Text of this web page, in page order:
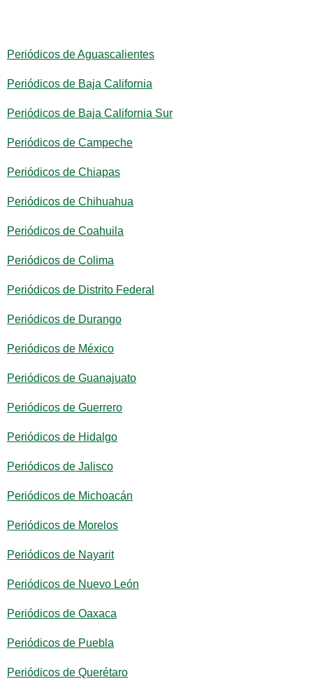
Periódicos de Aguascalientes
Periódicos de Baja California
Periódicos de Baja California Sur
Periódicos de Campeche
Periódicos de Chiapas
Periódicos de Chihuahua
Periódicos de Coahuila
Periódicos de Colima
Periódicos de Distrito Federal
Periódicos de Durango
Periódicos de México
Periódicos de Guanajuato
Periódicos de Guerrero
Periódicos de Hidalgo
Periódicos de Jalisco
Periódicos de Michoacán
Periódicos de Morelos
Periódicos de Nayarit
Periódicos de Nuevo León
Periódicos de Oaxaca
Periódicos de Puebla
Periódicos de Querétaro